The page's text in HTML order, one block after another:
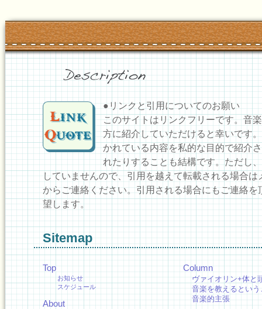
●リンクと引用についてのお願い
このサイトはリンクフリーです。音
方に紹介していただけると幸いです
かれている内容を私的な目的で紹介
れたりすることも結構です。ただし
していませんので、引用を越えて転載される場合は
からご連絡ください。引用される場合にもご連絡を
望します。
Sitemap
Top
お知らせ
スケジュール
About
Column
ヴァイオリン+体と
音楽を教えるという
音楽的主張